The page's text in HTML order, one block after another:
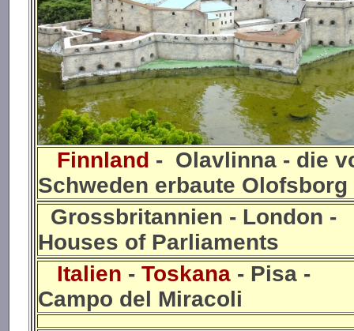
Finnland - Olavlinna - die
Schweden erbaute Olofsborg
Grossbritannien - London -
Houses of Parliaments
Italien - Toskana - Pisa -
Campo del Miracoli